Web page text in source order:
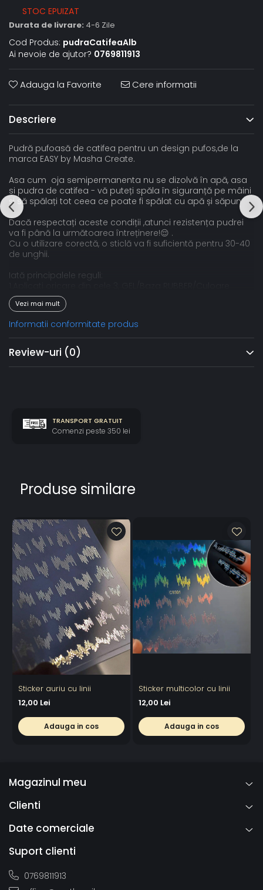
STOC EPUIZAT
Durata de livrare: 4-6 Zile
Cod Produs: pudraCatifeaAlb
Ai nevoie de ajutor? 0769811913
Adauga la Favorite Cere informatii
Descriere
Pudră pufoasă de catifea pentru un design pufos,de la
marca EASY by Masha Create.
Asa cum oja semipermanenta nu se dizolvă în apă, asa
si pudra de catifea - vă puteți spăla în siguranță pe mâini
și să spălați tot ceea ce poate fi spălat cu apă și săpun
Dacă respectați aceste condiții ,atunci rezistența pudrei
va fi până la următoarea întreținere!😌 .
Cu o utilizare corectă, o sticlă va fi suficientă pentru 30-40
de unghii.
Iată principalele reguli:
,uscați apoi aplicați un strat lucios și nu uscați.
2 Aplicați pudra FLUFFY într-un singur strat ,stratul nu
3.Pulverizati puful până când partea superioară nu mai
strălucește între peri;
4.Se usucă timp de 1 minut.
5.Designul este GATA!
Vezi mai mult
Informatii conformitate produs
Review-uri (0)
TRANSPORT GRATUIT
Comenzi peste 350 lei
Produse similare
Sticker auriu cu linii
12,00 Lei
Adauga in cos
Sticker multicolor cu linii
12,00 Lei
Adauga in cos
Magazinul meu
Clienti
Date comerciale
Suport clienti
0769811913